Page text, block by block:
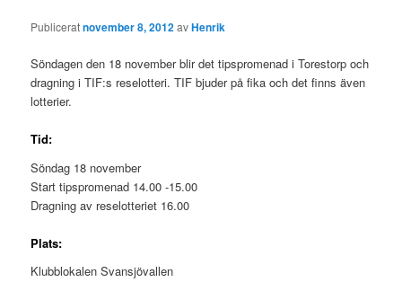
Publiceratnovember 8, 2012avHenrik
Söndagen den 18 november blir det tipspromenad i Torestorp och
dragning i TIF:s reselotteri. TIF bjuder på fika och det finns även
lotterier.
Tid:
Söndag 18 november
Start tipspromenad 14.00 -15.00
Dragning av reselotteriet 16.00
Plats:
Klubblokalen Svansjövallen